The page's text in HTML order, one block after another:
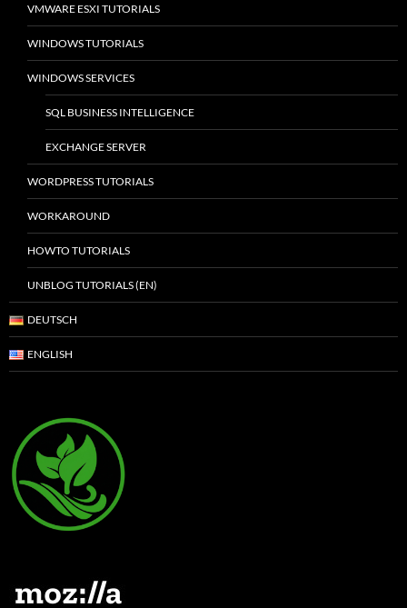
VMWARE ESXI TUTORIALS
WINDOWS TUTORIALS
WINDOWS SERVICES
SQL BUSINESS INTELLIGENCE
EXCHANGE SERVER
WORDPRESS TUTORIALS
WORKAROUND
HOWTO TUTORIALS
UNBLOG TUTORIALS (EN)
DEUTSCH
ENGLISH